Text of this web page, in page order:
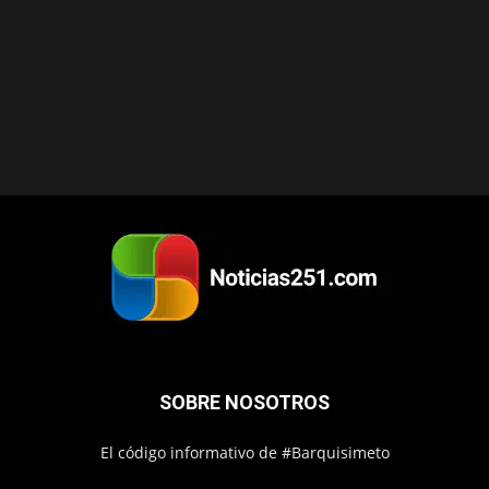
SOBRE NOSOTROS
El código informativo de #Barquisimeto